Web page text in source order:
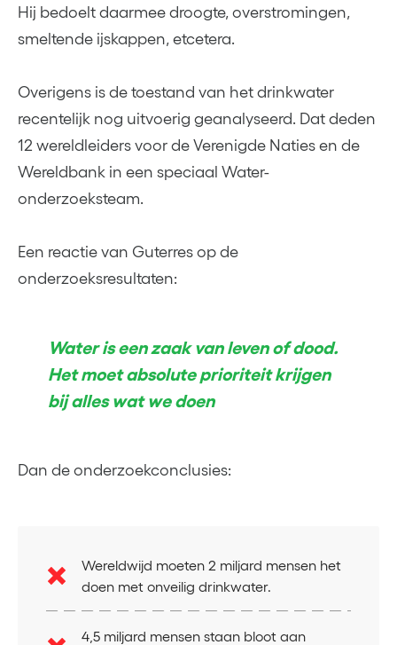
Hij bedoelt daarmee droogte, overstromingen,
smeltende ijskappen, etcetera.
Overigens is de toestand van het drinkwater
recentelijk nog uitvoerig geanalyseerd. Dat deden
12 wereldleiders voor de Verenigde Naties en de
Wereldbank in een speciaal Water-
onderzoeksteam.
Een reactie van Guterres op de
onderzoeksresultaten:
Water is een zaak van leven of dood.
Het moet absolute prioriteit krijgen
bij alles wat we doen
Dan de onderzoekconclusies:
Wereldwijd moeten 2 miljard mensen het
doen met onveilig drinkwater.
4,5 miljard mensen staan bloot aan